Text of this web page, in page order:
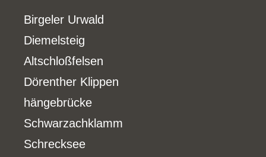
Birgeler Urwald
Diemelsteig
Altschloßfelsen
Dörenther Klippen
hängebrücke
Schwarzachklamm
Schrecksee